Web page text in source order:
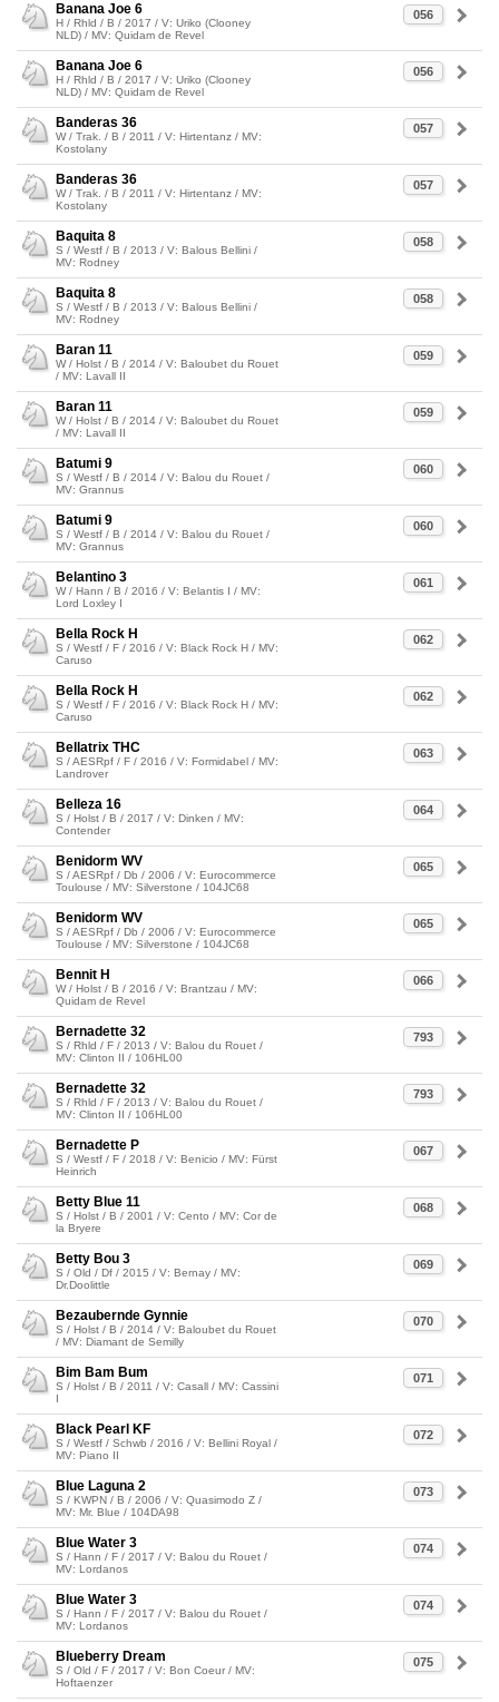
056
Banana Joe 6
H / Rhld / B / 2017 / V: Uriko (Clooney
NLD) / MV: Quidam de Revel
056
Banana Joe 6
H / Rhld / B / 2017 / V: Uriko (Clooney
NLD) / MV: Quidam de Revel
057
Banderas 36
W / Trak. / B / 2011 / V: Hirtentanz / MV:
Kostolany
057
Banderas 36
W / Trak. / B / 2011 / V: Hirtentanz / MV:
Kostolany
058
Baquita 8
S / Westf / B / 2013 / V: Balous Bellini /
MV: Rodney
058
Baquita 8
S / Westf / B / 2013 / V: Balous Bellini /
MV: Rodney
059
Baran 11
W / Holst / B / 2014 / V: Baloubet du Rouet
/ MV: Lavall II
059
Baran 11
W / Holst / B / 2014 / V: Baloubet du Rouet
/ MV: Lavall II
060
Batumi 9
S / Westf / B / 2014 / V: Balou du Rouet /
MV: Grannus
060
Batumi 9
S / Westf / B / 2014 / V: Balou du Rouet /
MV: Grannus
061
Belantino 3
W / Hann / B / 2016 / V: Belantis I / MV:
Lord Loxley I
062
Bella Rock H
S / Westf / F / 2016 / V: Black Rock H / MV:
Caruso
062
Bella Rock H
S / Westf / F / 2016 / V: Black Rock H / MV:
Caruso
063
Bellatrix THC
S / AESRpf / F / 2016 / V: Formidabel / MV:
Landrover
064
Belleza 16
S / Holst / B / 2017 / V: Dinken / MV:
Contender
065
Benidorm WV
S / AESRpf / Db / 2006 / V: Eurocommerce
Toulouse / MV: Silverstone / 104JC68
065
Benidorm WV
S / AESRpf / Db / 2006 / V: Eurocommerce
Toulouse / MV: Silverstone / 104JC68
066
Bennit H
W / Holst / B / 2016 / V: Brantzau / MV:
Quidam de Revel
793
Bernadette 32
S / Rhld / F / 2013 / V: Balou du Rouet /
MV: Clinton II / 106HL00
793
Bernadette 32
S / Rhld / F / 2013 / V: Balou du Rouet /
MV: Clinton II / 106HL00
067
Bernadette P
S / Westf / F / 2018 / V: Benicio / MV: Fürst
Heinrich
068
Betty Blue 11
S / Holst / B / 2001 / V: Cento / MV: Cor de
la Bryere
069
Betty Bou 3
S / Old / Df / 2015 / V: Bernay / MV:
Dr.Doolittle
070
Bezaubernde Gynnie
S / Holst / B / 2014 / V: Baloubet du Rouet
/ MV: Diamant de Semilly
071
Bim Bam Bum
S / Holst / B / 2011 / V: Casall / MV: Cassini
I
072
Black Pearl KF
S / Westf / Schwb / 2016 / V: Bellini Royal /
MV: Piano II
073
Blue Laguna 2
S / KWPN / B / 2006 / V: Quasimodo Z /
MV: Mr. Blue / 104DA98
074
Blue Water 3
S / Hann / F / 2017 / V: Balou du Rouet /
MV: Lordanos
074
Blue Water 3
S / Hann / F / 2017 / V: Balou du Rouet /
MV: Lordanos
075
Blueberry Dream
S / Old / F / 2017 / V: Bon Coeur / MV:
Hoftaenzer